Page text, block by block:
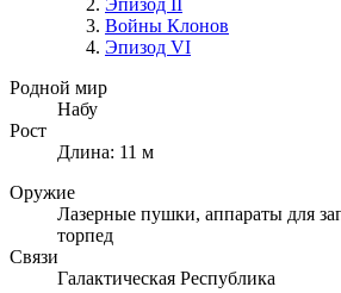
Войны Клонов
Эпизод VI
Родной мир
Набу
Рост
Длина: 11 м
Оружие
Лазерные пушки, аппараты для
торпед
Связи
Галактическая Республика